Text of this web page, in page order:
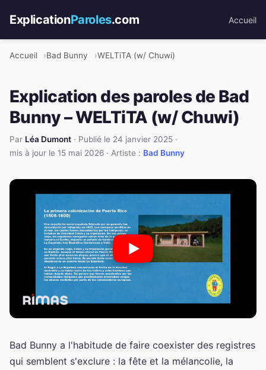
ExplicationParoles.com Accueil
Accueil Bad Bunny WELTiTA (w/ Chuwi)
Explication des paroles de Bad
Bunny – WELTiTA (w/ Chuwi)
Par Léa Dumont · Publié le 24 janvier 2025 ·
mis à jour le 15 mai 2026 · Artiste : Bad Bunny
Bad Bunny a l'habitude de faire coexister des registres
qui semblent s'exclure : la fête et la mélancolie, la